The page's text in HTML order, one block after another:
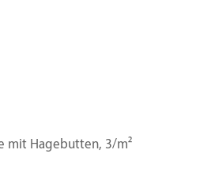
mit Hagebutten, 3/m²